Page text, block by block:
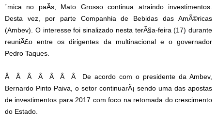
´mica no paÃ­s, Mato Grosso continua atraindo investimentos.
Desta vez, por parte Companhia de Bebidas das AmÃ©ricas
(Ambev). O interesse foi sinalizado nesta terÃ§a-feira (17) durante
reuniÃ£o entre os dirigentes da multinacional e o governador
Pedro Taques.
Â Â Â Â Â Â Â De acordo com o presidente da Ambev,
Bernardo Pinto Paiva, o setor continuarÃ¡ sendo uma das apostas
de investimentos para 2017 com foco na retomada do crescimento
do Estado.